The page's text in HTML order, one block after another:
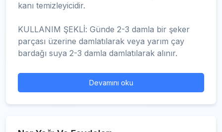
kanı temizleyicidir.
KULLANIM ŞEKLİ: Günde 2-3 damla bir şeker
parçası üzerine damlatılarak veya yarım çay
bardağı suya 2-3 damla damlatılarak alınır.
Devamını oku